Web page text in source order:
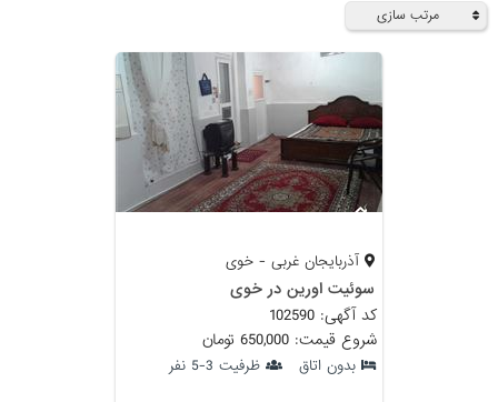
مرتب سازی
آذربایجان غربی - خوی
سوئیت اورین در خوی
کد آگهی: 102590
شروع قیمت: 650,000 تومان
بدون اتاق ظرفیت 3-5 نفر